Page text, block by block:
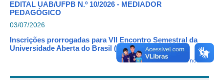
EDITAL UAB/UFPB N.º 10/2026 - MEDIADOR
PEDAGÓGICO
03/07/2026
Inscrições prorrogadas para VII Encontro Semestral da
Universidade Aberta do Brasil (ESUAB)
Mais notícias